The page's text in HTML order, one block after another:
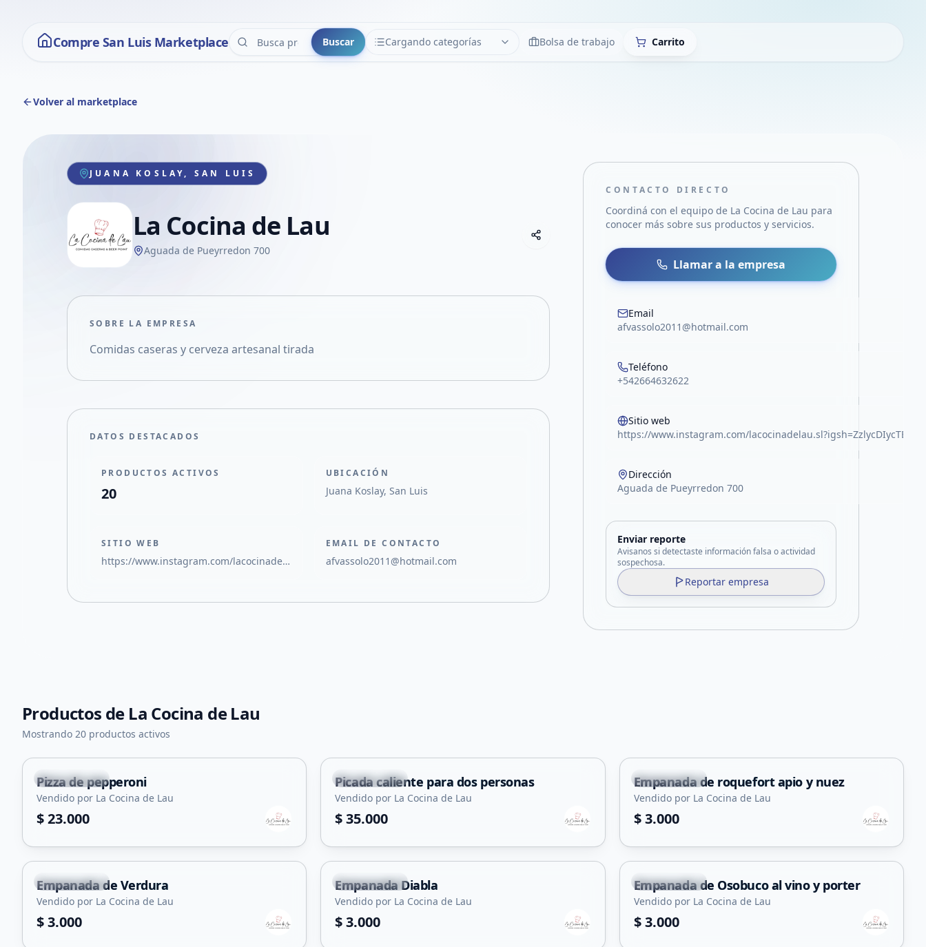
Compre San Luis Marketplace Buscar Cargando categorías
CATEGORÍAS LimpiarBolsa de trabajo Carrito
Volver al marketplace
JUANA KOSLAY, SAN LUIS
La Cocina de Lau
Aguada de Pueyrredon 700
Compartir empresa
Compartir por WhatsApp
Compartir por mail
Compartir en Facebook
SOBRE LA EMPRESA
Comidas caseras y cerveza artesanal tirada
DATOS DESTACADOS
PRODUCTOS ACTIVOS
20
UBICACIÓN
Juana Koslay, San Luis
SITIO WEB
https://www.instagram.com/lacocinadelau.sl?igsh=ZzlycDIycTB2MG8z
EMAIL DE CONTACTO
afvassolo2011@hotmail.com
CONTACTO DIRECTO
Coordiná con el equipo de La Cocina de Lau para
conocer más sobre sus productos y servicios.
Llamar a la empresa
Email
afvassolo2011@hotmail.com
Teléfono
+542664632622
Sitio web
https://www.instagram.com/
Dirección
Aguada de Pueyrredon 700
Enviar reporte
Avisanos si detectaste información falsa o actividad
sospechosa.
Reportar empresa
Productos de La Cocina de Lau
Mostrando 20 productos activos
Juana Koslay
Pizza de pepperoni
Vendido por La Cocina de Lau
$ 23.000
Juana Koslay
Picada caliente para dos personas
Vendido por La Cocina de Lau
$ 35.000
Juana Koslay
Empanada de roquefort apio y nuez
Vendido por La Cocina de Lau
$ 3.000
Juana Koslay
Empanada de Verdura
Vendido por La Cocina de Lau
$ 3.000
Juana Koslay
Empanada Diabla
Vendido por La Cocina de Lau
$ 3.000
Juana Koslay
Empanada de Osobuco al vino y porter
Vendido por La Cocina de Lau
$ 3.000